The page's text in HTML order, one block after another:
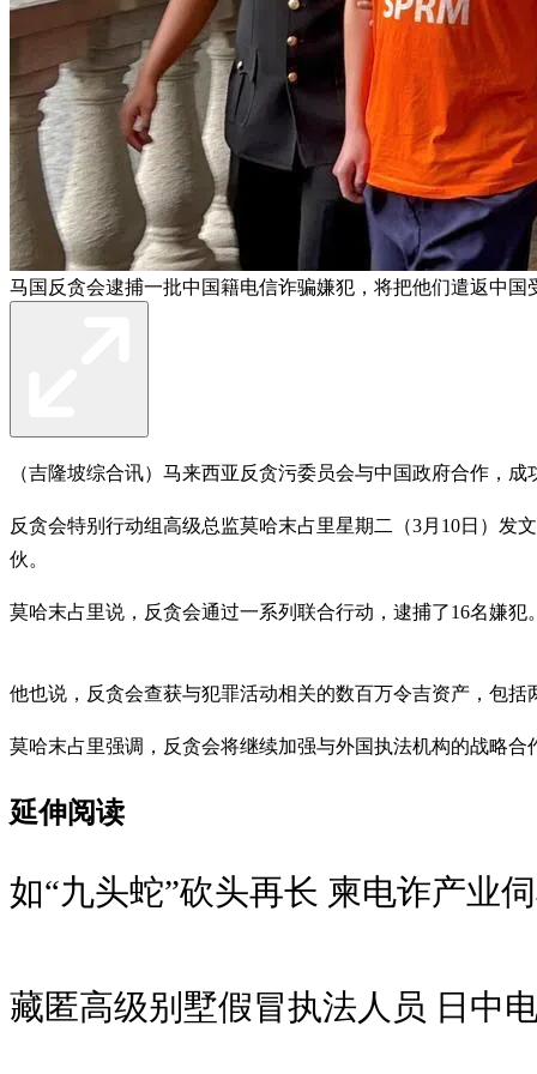
马国反贪会逮捕一批中国籍电信诈骗嫌犯，将把他们遣返中国
（吉隆坡综合讯）马来西亚反贪污委员会与中国政府合作，
反贪会特别行动组高级总监莫哈末占里星期二（3月10日）发
伙。
莫哈末占里说，反贪会通过一系列联合行动，逮捕了16名嫌
他也说，反贪会查获与犯罪活动相关的数百万令吉资产，包
莫哈末占里强调，反贪会将继续加强与外国执法机构的战略
延伸阅读
如“九头蛇”砍头再长 柬电诈产业
藏匿高级别墅假冒执法人员 日中